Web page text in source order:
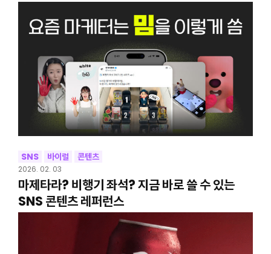
SNS 바이럴 콘텐츠
2026. 02. 03
마제타라? 비행기 좌석? 지금 바로 쓸 수 있는
SNS 콘텐츠 레퍼런스